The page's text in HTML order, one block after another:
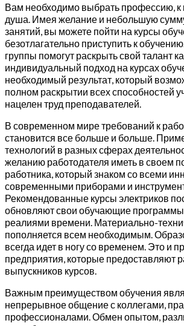
Вам необходимо выбрать профессию, к
душа. Имея желание и небольшую
занятий, вы можете пойти на курсы
безотлагательно приступить к
группы помогут раскрыть свой талант
индивидуальный подход на курсах
необходимый результат, который
полном раскрытии всех способностей
нацелен труд преподавателей.
В современном мире требований к
становится все больше и больше.
технологий в разных сферах
желанию работодателя иметь в своем
работника, который знаком со всеми
современными приборами и
Рекомендованные курсы электриков
обновляют свои обучающие программы
реалиями времени. Материально-
пополняется всем необходимым.
всегда идет в ногу со временем. Это и
предприятия, которые предоставляют
выпускников курсов.
Важным преимуществом обучения
непрерывное общение с коллегами,
профессионалами. Обмен опытом,